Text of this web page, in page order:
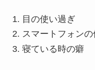
目の使い過ぎ
スマートフォン
寝ている時の癖